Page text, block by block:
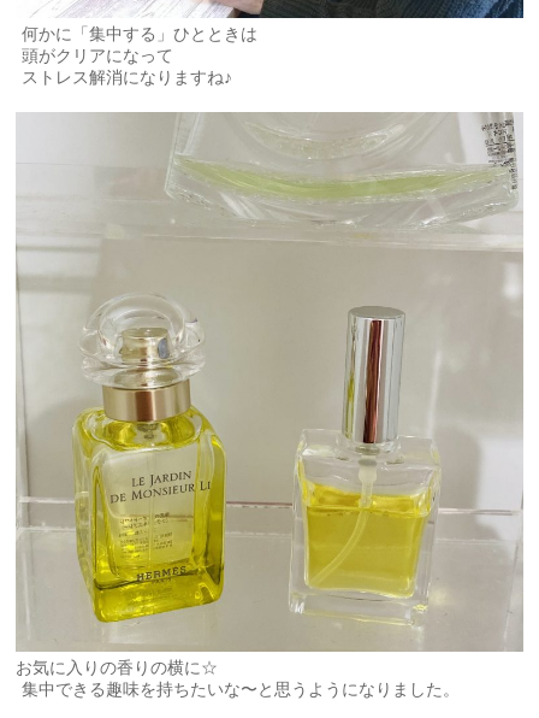
何かに「集中する」ひとときは
頭がクリアになって
ストレス解消になりますね♪
お気に入りの香りの横に☆
集中できる趣味を持ちたいな〜と思うようになりました。